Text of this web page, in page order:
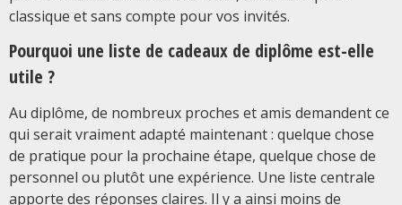
classique et sans compte pour vos invités.
Pourquoi une liste de cadeaux de diplôme est-elle
utile ?
Au diplôme, de nombreux proches et amis demandent ce
qui serait vraiment adapté maintenant : quelque chose
de pratique pour la prochaine étape, quelque chose de
personnel ou plutôt une expérience. Une liste centrale
apporte des réponses claires. Il y a ainsi moins de